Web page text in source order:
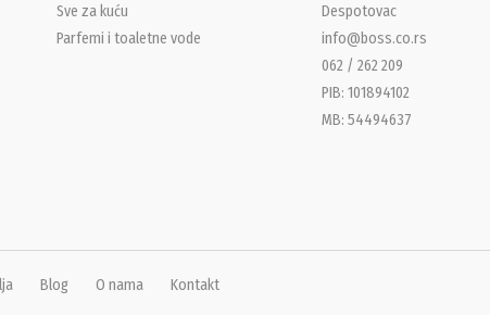
Sve za kuću
Parfemi i toaletne vode
Despotovac
info@boss.co.rs
062 / 262 209
PIB: 101894102
MB: 54494637
Blog O nama Kontakt